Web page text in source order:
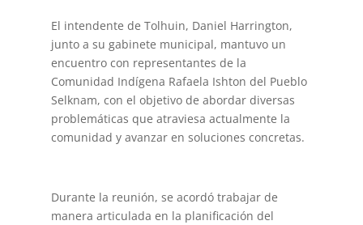
El intendente de Tolhuin, Daniel Harrington,
junto a su gabinete municipal, mantuvo un
encuentro con representantes de la
Comunidad Indígena Rafaela Ishton del Pueblo
Selknam, con el objetivo de abordar diversas
problemáticas que atraviesa actualmente la
comunidad y avanzar en soluciones concretas.
Durante la reunión, se acordó trabajar de
manera articulada en la planificación del